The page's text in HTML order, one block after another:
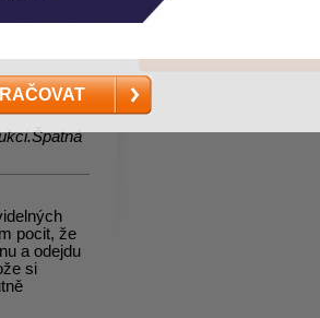
pocit, že
a odejdu
si